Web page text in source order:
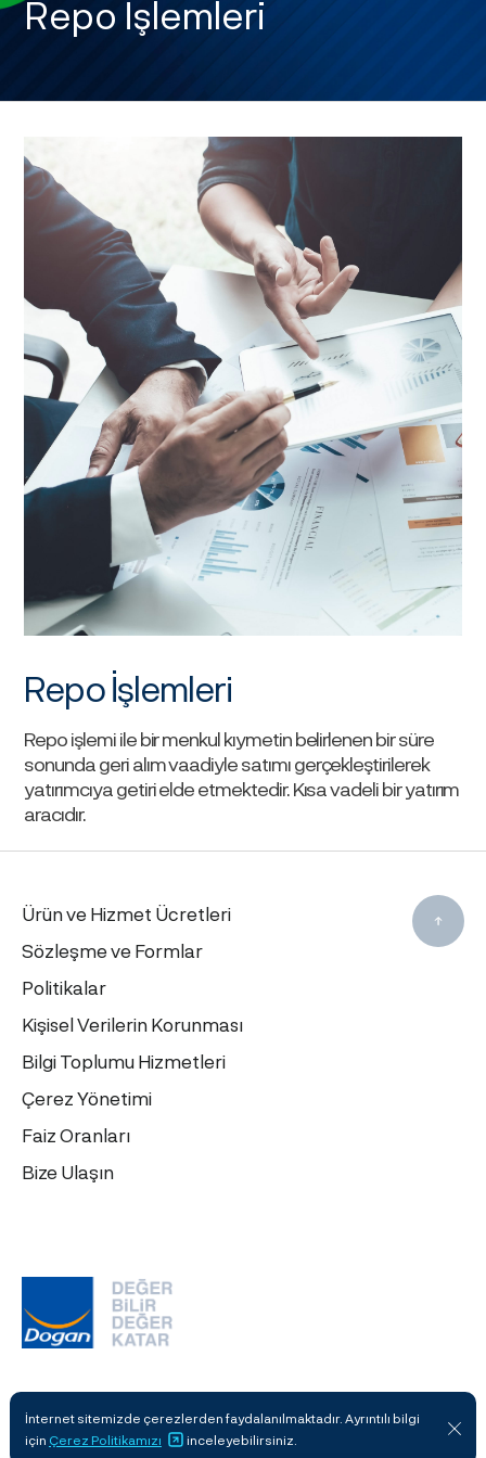
Repo İşlemleri
Repo İşlemleri
Repo işlemi ile bir menkul kıymetin belirlenen bir süre
sonunda geri alım vaadiyle satımı gerçekleştirilerek
yatırımcıya getiri elde etmektedir. Kısa vadeli bir yatırım
aracıdır.
Ürün ve Hizmet Ücretleri
Sözleşme ve Formlar
Politikalar
Kişisel Verilerin Korunması
Bilgi Toplumu Hizmetleri
Çerez Yönetimi
Faiz Oranları
Bize Ulaşın
İnternet sitemizde çerezlerden faydalanılmaktadır. Ayrıntılı bilgi
için Çerez Politikamızı inceleyebilirsiniz.